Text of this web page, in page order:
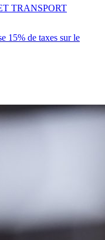
15% de taxes sur le
TRANSPORT